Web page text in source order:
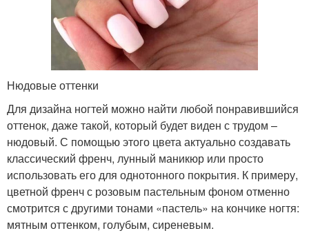
Нюдовые оттенки
Для дизайна ногтей можно найти любой понравившийся
оттенок, даже такой, который будет виден с трудом –
нюдовый. С помощью этого цвета актуально создавать
классический френч, лунный маникюр или просто
использовать его для однотонного покрытия. К примеру,
цветной френч с розовым пастельным фоном отменно
смотрится с другими тонами «пастель» на кончике ногтя:
мятным оттенком, голубым, сиреневым.